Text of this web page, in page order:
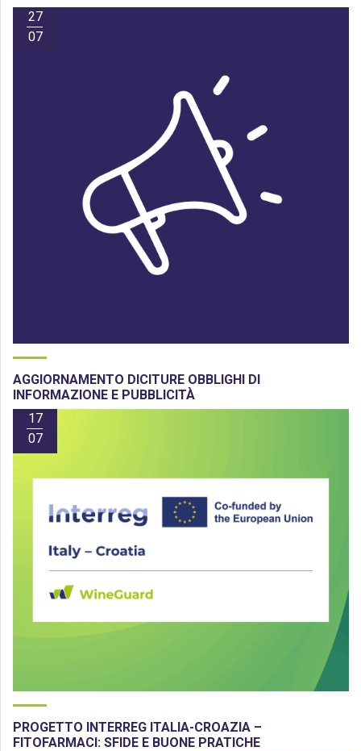
27
07
AGGIORNAMENTO DICITURE OBBLIGHI DI
INFORMAZIONE E PUBBLICITÀ
17
07
PROGETTO INTERREG ITALIA-CROAZIA –
FITOFARMACI: SFIDE E BUONE PRATICHE